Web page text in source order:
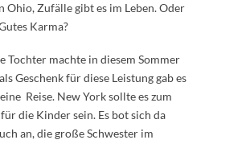
Ohio, Zufälle gibt es im Leben. Oder
Karma?
Tochter machte in diesem Sommer
Geschenk für diese Leistung gab es
Reise. New York sollte es zum
die Kinder sein. Es bot sich da
an, die große Schwester im